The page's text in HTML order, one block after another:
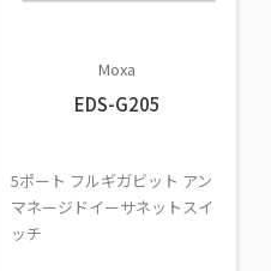
Moxa
EDS-G205
5ポート フルギガビット アン
マネージドイーサネットスイ
ッチ